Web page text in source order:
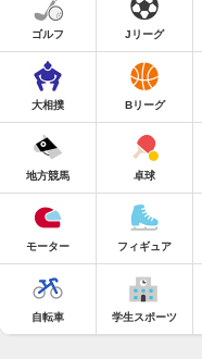
ゴルフ Jリーグ
大相撲 Bリーグ
地方競馬 卓球
モーター フィギュア
自転車 学生スポーツ